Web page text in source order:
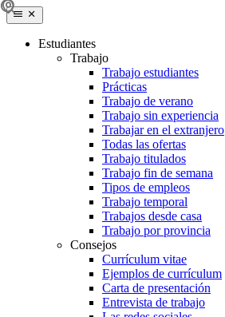
Estudiantes
Trabajo
Trabajo estudiantes
Prácticas
Trabajo de verano
Trabajo sin experiencia
Trabajar en el extranjero
Todas las ofertas
Trabajo titulados
Trabajo fin de semana
Tipos de empleos
Trabajo temporal
Trabajos desde casa
Trabajo por provincia
Consejos
Currículum vitae
Ejemplos de currículum
Carta de presentación
Entrevista de trabajo